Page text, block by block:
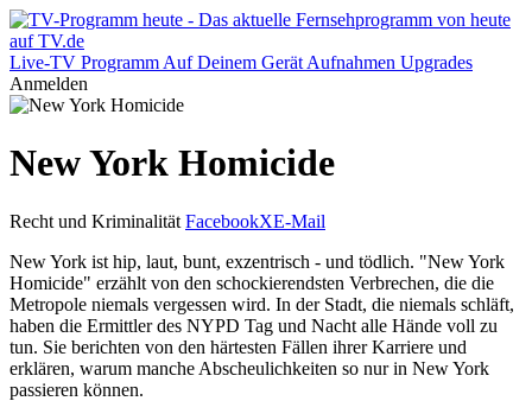
Live-TV Programm Auf Deinem Gerät Aufnahmen Upgrades
Anmelden
New York Homicide
Recht und Kriminalität FacebookXE-Mail
New York ist hip, laut, bunt, exzentrisch - und tödlich. "New York
Homicide" erzählt von den schockierendsten Verbrechen, die die
Metropole niemals vergessen wird. In der Stadt, die niemals schläft,
haben die Ermittler des NYPD Tag und Nacht alle Hände voll zu
tun. Sie berichten von den härtesten Fällen ihrer Karriere und
erklären, warum manche Abscheulichkeiten so nur in New York
passieren können.